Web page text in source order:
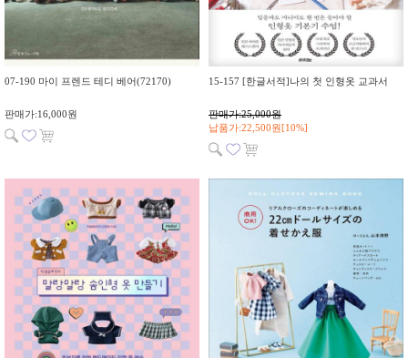
07-190 마이 프렌드 테디 베어(72170)
판매가:16,000원
15-157 [한글서적]나의 첫 인형옷 교과서
판매가:25,000원
납품가:22,500원[10%]